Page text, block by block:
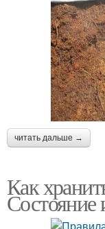
читать дальше →
Как
Состояние